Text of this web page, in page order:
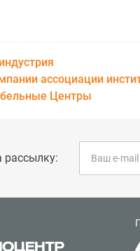
ассоциации
Центры
рассылку: